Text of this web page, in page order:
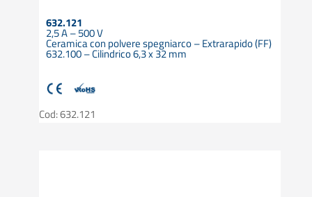
632.121
2,5 A – 500 V
Ceramica con polvere spegniarco – Extrarapido (FF)
632.100 – Cilindrico 6,3 x 32 mm
Cod: 632.121